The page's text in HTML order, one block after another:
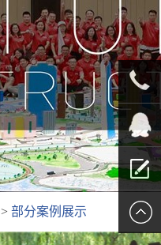
> 部分案例展示
010-
QQ客服
留言报